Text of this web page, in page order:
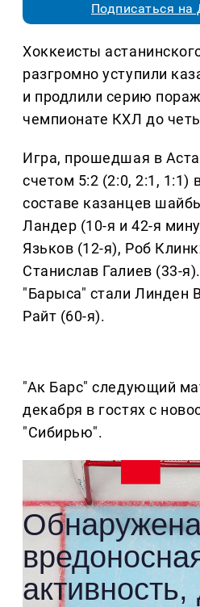
Подписаться на
Хоккеисты
разгромно уступили
и продлили серию
чемпионате КХЛ до
Игра, прошедшая в
счетом 5:2 (2:0, 2:1, 1:1)
составе казанцев
Ландер (10-я и 42-я
Язьков (12-я), Роб
Станислав Галиев (33-
"Барыса" стали Линден
Райт (60-я).
"Ак Барс" следующий
декабря в гостях с
"Сибирью".